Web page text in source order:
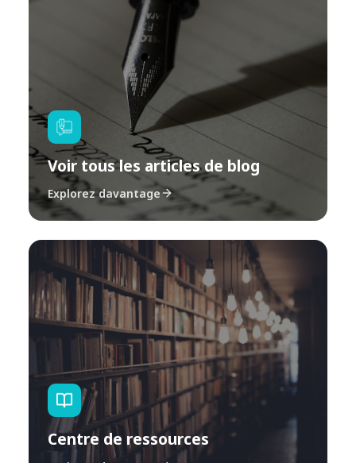
Voir tous les articles de blog
Explorez davantage
Centre de ressources